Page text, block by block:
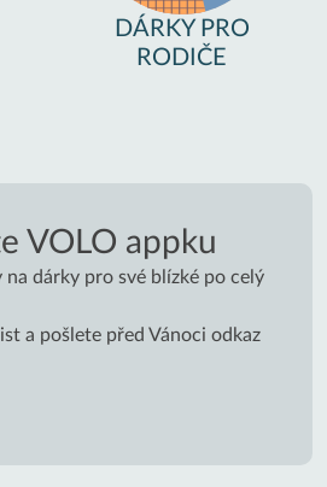
DÁRKY PRO
RODIČE
VOLO appku
na dárky pro své blízké po celý
a pošlete před Vánoci odkaz